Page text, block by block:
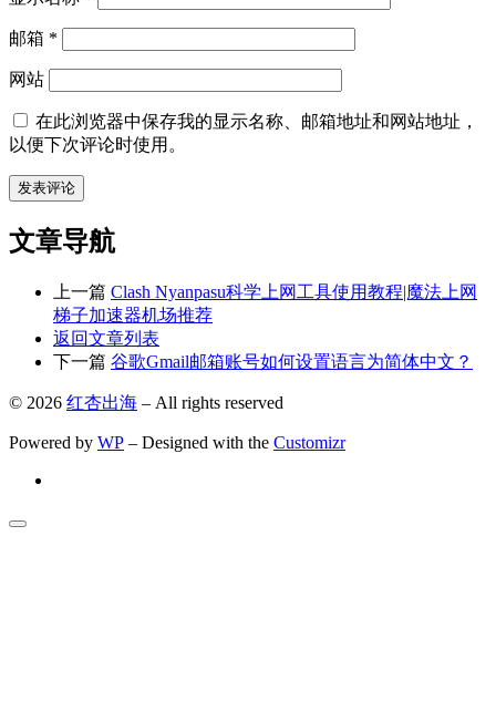
邮箱 *
网站
在此浏览器中保存我的显示名称、邮箱地址和网站地址，
以便下次评论时使用。
文章导航
上一篇 Clash Nyanpasu科学上网工具使用教程|魔法上网
梯子加速器机场推荐
返回文章列表
下一篇 谷歌Gmail邮箱账号如何设置语言为简体中文？
© 2026 红杏出海 – All rights reserved
Powered by WP – Designed with the Customizr